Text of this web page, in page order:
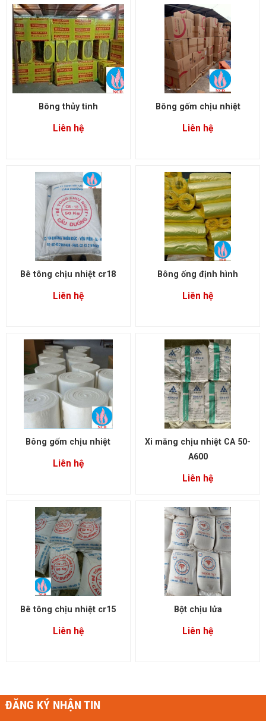
Bông thủy tinh
Liên hệ
Bông gốm chịu nhiệt
Liên hệ
Bê tông chịu nhiệt cr18
Liên hệ
Bông ống định hình
Liên hệ
Bông gốm chịu nhiệt
Liên hệ
Xi măng chịu nhiệt CA 50-
A600
Liên hệ
Bê tông chịu nhiệt cr15
Liên hệ
Bột chịu lửa
Liên hệ
ĐĂNG KÝ NHẬN TIN